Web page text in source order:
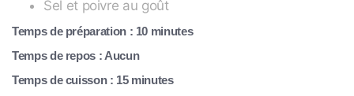
Sel et poivre au goût
Temps de préparation : 10 minutes
Temps de repos : Aucun
Temps de cuisson : 15 minutes